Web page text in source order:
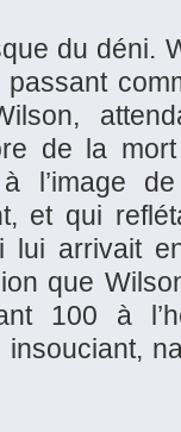
du déni.
de la
l’image
et qui
arrivait
que
100 à
insouciant,